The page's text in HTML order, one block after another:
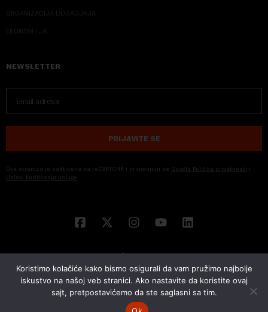
ORGANIZACIJA DOGADJAJA
EKONOM I JA
NEWSLETTER
PRIJAVITE SE
Ova stranica je zaštićena sa reCAPTCHA i primenjuju se Google Politika privatnosti i
Uslovi korišćenja usluge
© 2026 NOVA EKONOMIJA | SVA PRAVA ZADŽANA | DEVELOPED BY
Koristimo kolačiće kako bismo osigurali da vam pružimo najbolje
iskustvo na našoj veb stranici. Ako nastavite da koristite ovaj
sajt, pretpostavićemo da ste saglasni sa tim.